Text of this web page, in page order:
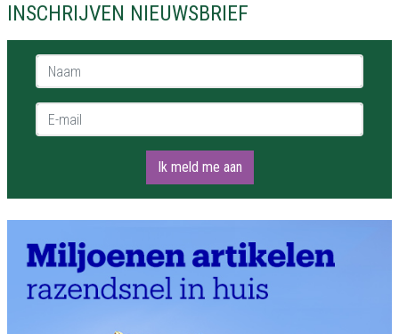
INSCHRIJVEN NIEUWSBRIEF
Naam *
E-mail *
Ik meld me aan